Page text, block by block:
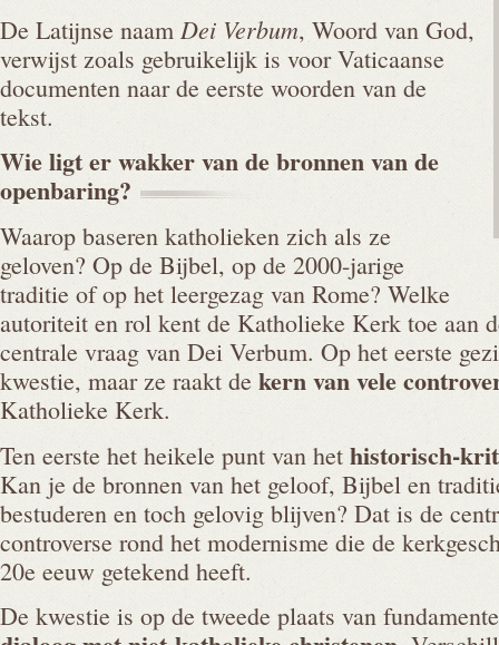
De Latijnse naam Dei Verbum, Woord van God,
verwijst zoals gebruikelijk is voor Vaticaanse
documenten naar de eerste woorden van de
tekst.
Wie ligt er wakker van de bronnen van de
openbaring?
Waarop baseren katholieken zich als ze
geloven? Op de Bijbel, op de 2000-jarige
traditie of op het leergezag van Rome? Welke
autoriteit en rol kent de Katholieke Kerk toe aan
centrale vraag van Dei Verbum. Op het eerste
kwestie, maar ze raakt de kern van vele
Katholieke Kerk.
Ten eerste het heikele punt van het historisch-
Kan je de bronnen van het geloof, Bijbel en
bestuderen en toch gelovig blijven? Dat is de
controverse rond het modernisme die de
20e eeuw getekend heeft.
De kwestie is op de tweede plaats van